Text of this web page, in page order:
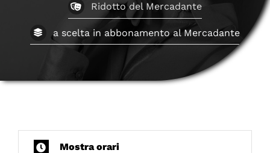
Ridotto del Mercadante
a scelta in abbonamento al Mercadante
Mostra orari